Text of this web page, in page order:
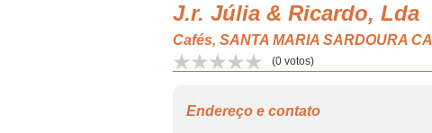
J.r. Júlia & Ricardo, Lda
Cafés, SANTA MARIA SARDOURA
(0 votos)
Endereço e contato